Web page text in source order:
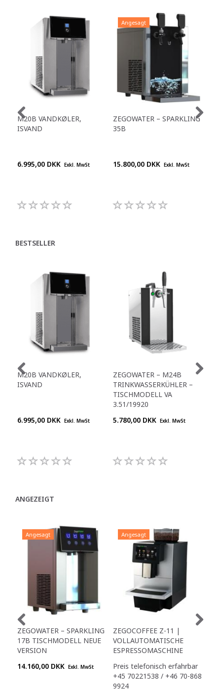
M20B VANDKØLER,
ISVAND
6.995,00 DKK Exkl. MwSt
Angesagt
ZEGOWATER – SPARKLING
35B
15.800,00 DKK Exkl. MwSt
BESTSELLER
M20B VANDKØLER,
ISVAND
6.995,00 DKK Exkl. MwSt
ZEGOWATER – M24B
TRINKWASSERKÜHLER –
TISCHMODELL VA
3.51/19920
5.780,00 DKK Exkl. MwSt
ANGEZEIGT
Angesagt
ZEGOWATER – SPARKLING
17B TISCHMODELL NEUE
VERSION
14.160,00 DKK Exkl. MwSt
Angesagt
ZEGOCOFFEE Z-11 |
VOLLAUTOMATISCHE
ESPRESSOMASCHINE
Preis telefonisch erfahrbar
+45 70221538 / +46 70-868
9924